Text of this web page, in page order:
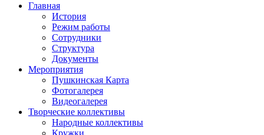
Главная
История
Режим работы
Сотрудники
Структура
Документы
Мероприятия
Пушкинская Карта
Фотогалерея
Видеогалерея
Творческие коллективы
Народные коллективы
Кружки